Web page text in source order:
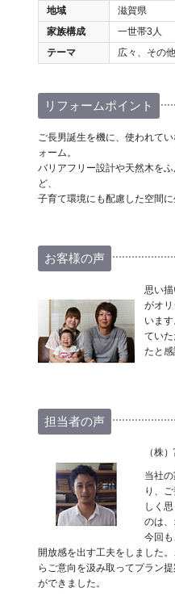
地域
滋賀県
家族構成
一世帯3人
テーマ
広々、その他
リフォームポイント
ご長男誕生を機に、使われて
ォーム。
バリアフリー設計や天然木を
ど、
子育て環境にも配慮した空間に
お客様の声
思い
がオ
いま
てい
たと感
担当者の声
（株
当社
り、
しく
のは、
今回
開放感を出す工夫をしました
らご意向を汲み取ってプラン
ができました。